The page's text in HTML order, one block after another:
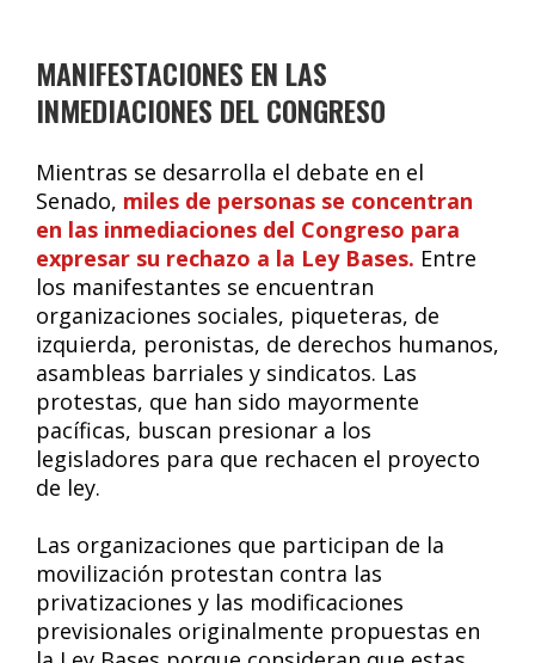
MANIFESTACIONES EN LAS
INMEDIACIONES DEL CONGRESO
Mientras se desarrolla el debate en el
Senado, miles de personas se concentran
en las inmediaciones del Congreso para
expresar su rechazo a la Ley Bases. Entre
los manifestantes se encuentran
organizaciones sociales, piqueteras, de
izquierda, peronistas, de derechos humanos,
asambleas barriales y sindicatos. Las
protestas, que han sido mayormente
pacíficas, buscan presionar a los
legisladores para que rechacen el proyecto
de ley.
Las organizaciones que participan de la
movilización protestan contra las
privatizaciones y las modificaciones
previsionales originalmente propuestas en